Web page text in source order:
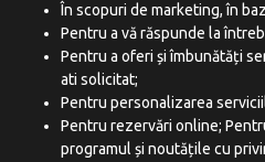
În scopuri de marketing, în
Pentru a vă răspunde la
Pentru a oferi și îmbunătăți
ati solicitat;
Pentru personalizarea
Pentru rezervări online;
programul și noutățile cu